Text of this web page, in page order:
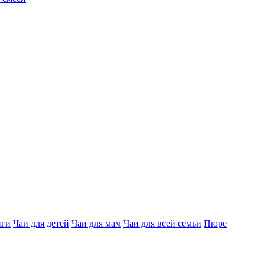
Чаи для детей Чаи для мам Чаи для всей семьи Пюре